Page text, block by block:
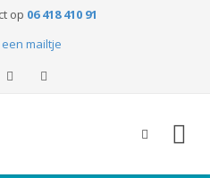
op 06 418 410 91
mailtje